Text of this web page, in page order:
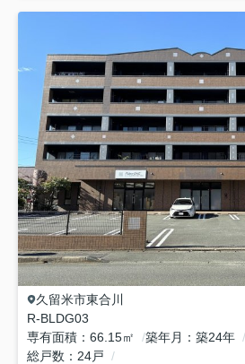
久留米市東合川
R-BLDG03
専有面積
66.15㎡ 築年月 築24年
総戸数
24戸